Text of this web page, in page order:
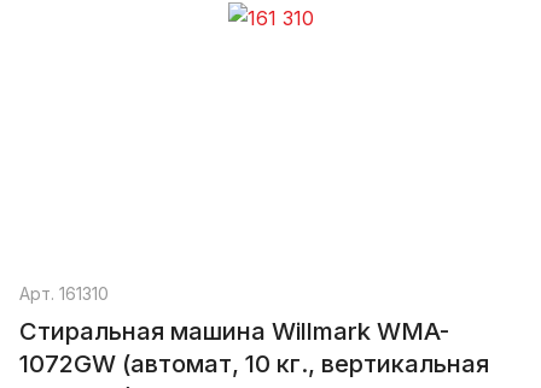
Арт. 161310
Стиральная машина Willmark WMA-
1072GW (автомат, 10 кг., вертикальная